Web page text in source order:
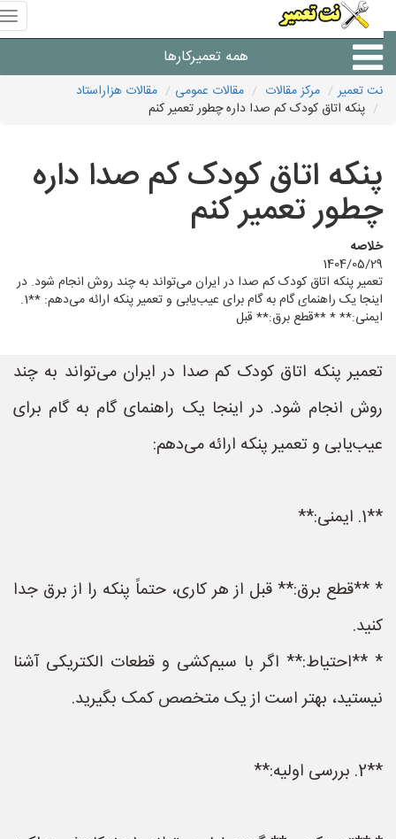
همه تعمیرکارها
شرکت های تعمیرات لوازم
نت تعمیر مرکز مقالات مقالات عمومی
مقالات هزاراستاد
پنکه اتاق کودک کم صدا داره چطور تعمیر کنم
پنکه اتاق کودک کم صدا داره
چطور تعمیر کنم
خلاصه
1404/05/29
تعمیر پنکه اتاق کودک کم صدا در ایران می‌تواند به چند روش انجام شود. در
اینجا یک راهنمای گام به گام برای عیب‌یابی و تعمیر پنکه ارائه می‌دهم: **1.
ایمنی:** * **قطع برق:** قبل
تعمیر پنکه اتاق کودک کم صدا در ایران می‌تواند به چند
روش انجام شود. در اینجا یک راهنمای گام به گام برای
عیب‌یابی و تعمیر پنکه ارائه می‌دهم:
**1. ایمنی:**
* **قطع برق:** قبل از هر کاری، حتماً پنکه را از برق جدا
کنید.
* **احتیاط:** اگر با سیم‌کشی و قطعات الکتریکی آشنا
نیستید، بهتر است از یک متخصص کمک بگیرید.
**2. بررسی اولیه:**